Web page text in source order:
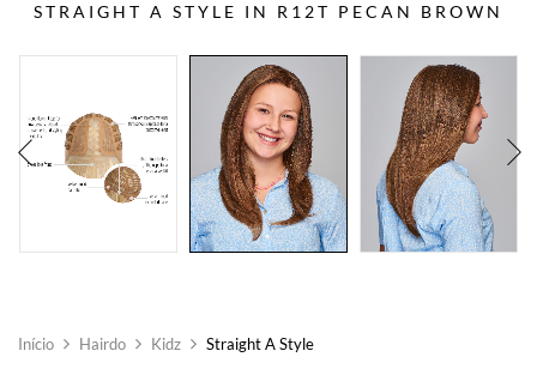
STRAIGHT A STYLE IN R12T PECAN BROWN
Início Hairdo Kidz Straight A Style